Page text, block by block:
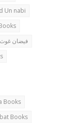
Un nabi
فیضان
Books
Books